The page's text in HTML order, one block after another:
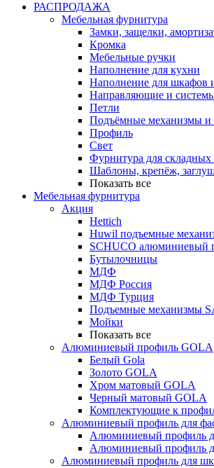
РАСПРОДАЖА
Мебельная фурнитура
Замки, защелки,
Кромка
Мебельные ручки
Наполнение для кухни
Наполнение для шкафов
Направляющие и
Петли
Подъёмные механизмы и
Профиль
Свет
Фурнитура для
Шаблоны, крепёж,
Показать все
Мебельная фурнитура
Акция
Hettich
Huwil подъемные
SCHUCO алюминиевый
Бутылочницы
МДФ
МДФ Россия
МДФ Турция
Подъемные механизмы
Мойки
Показать все
Алюминиевый профиль GOLA
Белый Gola
Золото GOLA
Хром матовый GOLA
Черный матовый GOLA
Комплектующие к
Алюминиевый профиль для
Алюминиевый профиль
Алюминиевый профиль
Алюминиевый профиль для